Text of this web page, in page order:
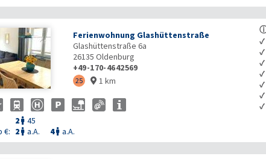
Ferienwohnung Glashüttenstraße
Glashüttenstraße 6a
26135 Oldenburg
+49-170-4642569
25  1 km
2  45
€: 2  a.A. 4 a.A.
✓
✓
✓
✓
✓
✓
✓